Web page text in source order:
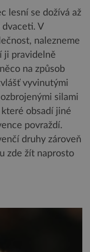
lesní se dožívá až
V
nalezneme
ji pravidelně
na způsob
vyvinutými
silami
obsadí jiné
povraždí.
druhy zároveň
zde žít naprosto